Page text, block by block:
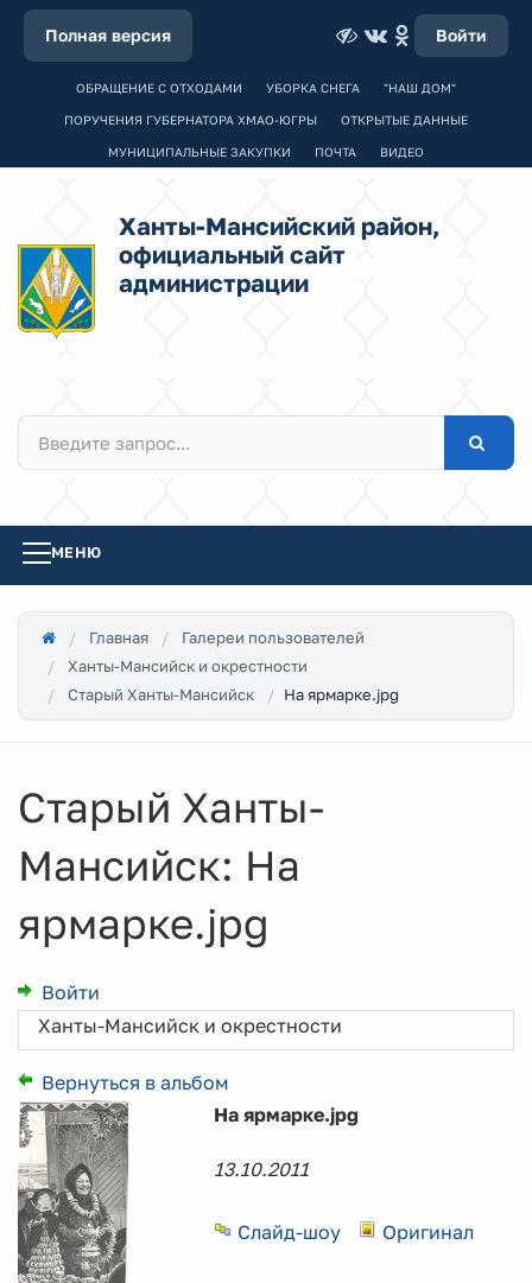
Полная версия Войти
ОБРАЩЕНИЕ С ОТХОДАМИ УБОРКА СНЕГА "НАШ ДОМ"
ПОРУЧЕНИЯ ГУБЕРНАТОРА ХМАО-ЮГРЫ ОТКРЫТЫЕ ДАННЫЕ
МУНИЦИПАЛЬНЫЕ ЗАКУПКИ ПОЧТА ВИДЕО
Ханты-Мансийский район,
официальный сайт
администрации
МЕНЮ
Главная
Галереи пользователей
Ханты-Мансийск и окрестности
Старый Ханты-Мансийск
На ярмарке.jpg
Старый Ханты-
Мансийск: На
ярмарке.jpg
Войти
Ханты-Мансийск и окрестности
Вернуться в альбом
На ярмарке.jpg
13.10.2011
Слайд-шоу Оригинал